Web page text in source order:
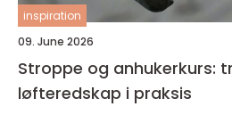
inspiration
09. June 2026
Stroppe og anhukerkurs:
løfteredskap i praksis